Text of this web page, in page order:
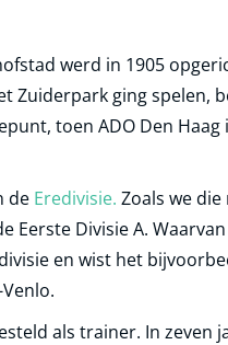
werd in 1905
Zuiderpark ging spelen,
toen ADO Den Haag
de Eredivisie. Zoals we
Eerste Divisie A.
en wist het
als trainer. In zeven